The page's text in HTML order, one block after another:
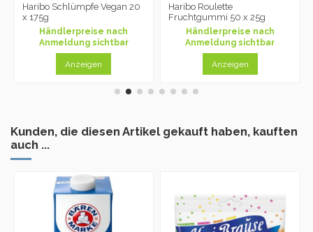
Haribo Schlümpfe Vegan 20
x 175g
Händlerpreise nach
Anmeldung sichtbar
Anzeigen
Haribo Roulette
Fruchtgummi 50 x 25g
Händlerpreise nach
Anmeldung sichtbar
Anzeigen
Kunden, die diesen Artikel gekauft haben, kauften
auch ...